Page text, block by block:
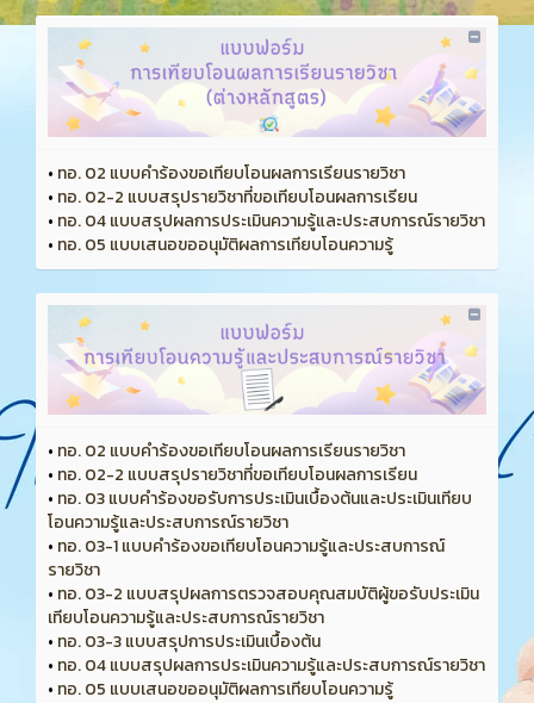
• ทอ. 02 แบบคำร้องขอเทียบโอนผลการเรียนรายวิชา
• ทอ. 02-2 แบบสรุปรายวิชาที่ขอเทียบโอนผลการเรียน
• ทอ. 04 แบบสรุปผลการประเมินความรู้และประสบการณ์รายวิชา
• ทอ. 05 แบบเสนอขออนุมัติผลการเทียบโอนความรู้
• ทอ. 02 แบบคำร้องขอเทียบโอนผลการเรียนรายวิชา
• ทอ. 02-2 แบบสรุปรายวิชาที่ขอเทียบโอนผลการเรียน
• ทอ. 03 แบบคำร้องขอรับการประเมินเบื้องต้นและประเมินเทียบ
โอนความรู้และประสบการณ์รายวิชา
• ทอ. 03-1 แบบคำร้องขอเทียบโอนความรู้และประสบการณ์
รายวิชา
• ทอ. 03-2 แบบสรุปผลการตรวจสอบคุณสมบัติผู้ขอรับประเมิน
เทียบโอนความรู้และประสบการณ์รายวิชา
• ทอ. 03-3 แบบสรุปการประเมินเบื้องต้น
• ทอ. 04 แบบสรุปผลการประเมินความรู้และประสบการณ์รายวิชา
• ทอ. 05 แบบเสนอขออนุมัติผลการเทียบโอนความรู้